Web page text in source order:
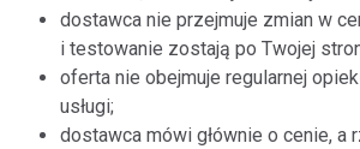
dostawca nie przejmuje zmian w
i testowanie zostają po Twojej
oferta nie obejmuje regularnej
usługi;
dostawca mówi głównie o cenie, a